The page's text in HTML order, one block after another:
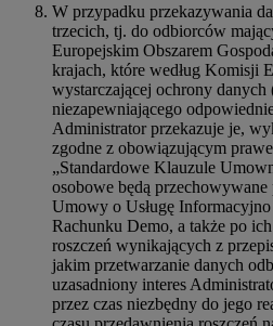
W przypadku przekazywania
trzecich, tj. do odbiorców
Europejskim Obszarem
krajach, które według Komisji
wystarczającej ochrony danych
niezapewniającego
Administrator przekazuje je,
zgodne z obowiązującym
„Standardowe Klauzule
osobowe będą
Umowy o Usługę
Rachunku Demo, a także po
roszczeń wynikających z
jakim przetwarzanie danych
uzasadniony interes
przez czas niezbędny do jego